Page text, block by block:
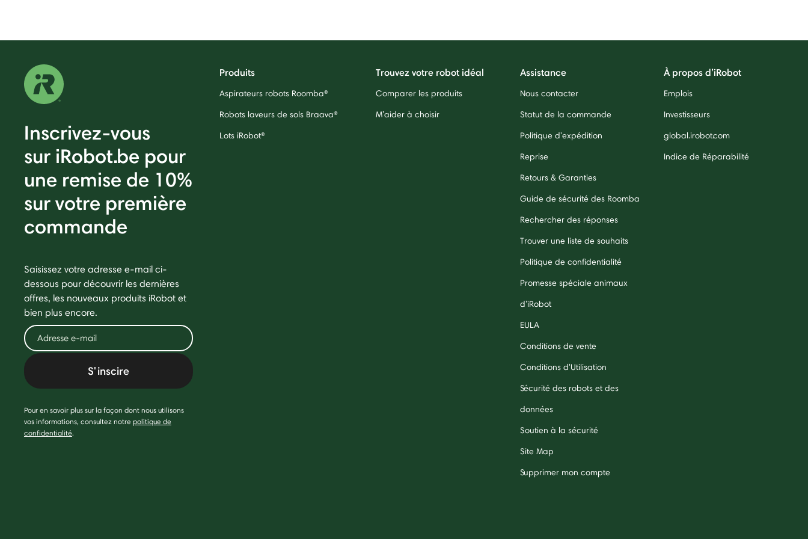
Inscrivez-vous
sur iRobot.be pour
une remise de 10%
sur votre première
commande
Saisissez votre adresse e-mail ci-
dessous pour découvrir les dernières
offres, les nouveaux produits iRobot et
bien plus encore.
S'inscire
Pour en savoir plus sur la façon dont nous utilisons
vos informations, consultez notre politique de
confidentialité.
Produits
Aspirateurs robots Roomba®
Robots laveurs de sols Braava®
Lots iRobot®
Trouvez votre robot idéal
Comparer les produits
M’aider à choisir
Assistance
Nous contacter
Statut de la commande
Politique d'expédition
Reprise
Retours & Garanties
Guide de sécurité des Roomba
Rechercher des réponses
Trouver une liste de souhaits
Politique de confidentialité
Promesse spéciale animaux
d’iRobot
EULA
Conditions de vente
Conditions d'Utilisation
Sécurité des robots et des
données
Soutien à la sécurité
Site Map
Supprimer mon compte
À propos d’iRobot
Emplois
Investisseurs
global.irobot.com
Indice de Réparabilité